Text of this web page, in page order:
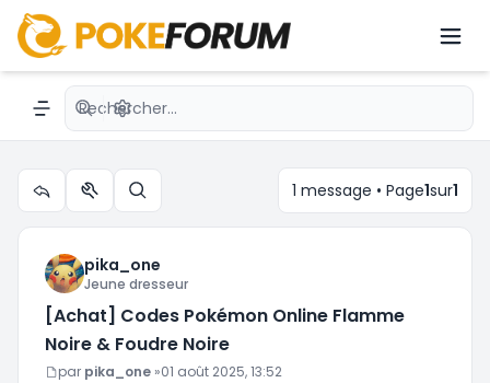
[Achat] Codes Pokémon Online Flamme
Noire & Foudre Noire
Navigation menu
Recherche avancée
Outils du sujet
Rechercher 1 message • Page1sur1
pika_one
Jeune dresseur
[Achat] Codes Pokémon Online Flamme
Noire & Foudre Noire
Message
par pika_one »01 août 2025, 13:52